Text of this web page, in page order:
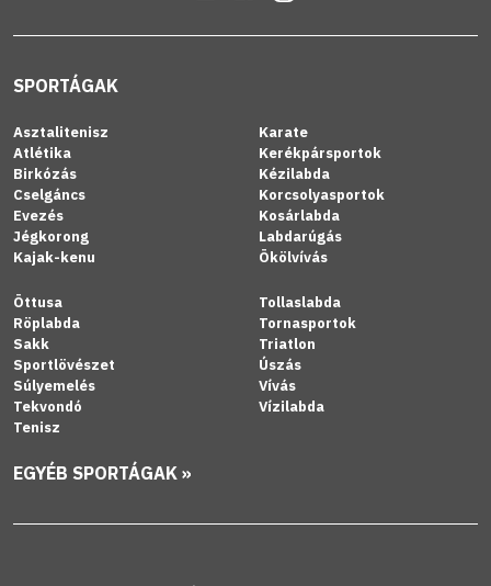
SPORTÁGAK
Asztalitenisz
Atlétika
Birkózás
Cselgáncs
Evezés
Jégkorong
Kajak-kenu
Karate
Kerékpársportok
Kézilabda
Korcsolyasportok
Kosárlabda
Labdarúgás
Ökölvívás
Öttusa
Röplabda
Sakk
Sportlövészet
Súlyemelés
Tekvondó
Tenisz
Tollaslabda
Tornasportok
Triatlon
Úszás
Vívás
Vízilabda
EGYÉB SPORTÁGAK »